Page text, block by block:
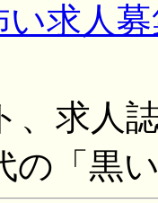
い求人
、求人
の「黒